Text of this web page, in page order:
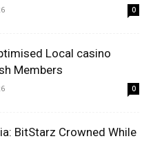
0
Local casino
Members
0
BitStarz Crowned While